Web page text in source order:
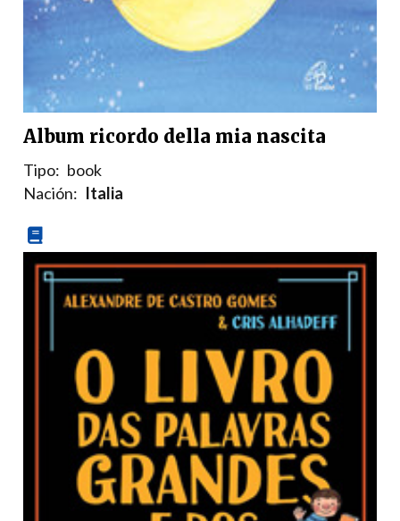
Album ricordo della mia nascita
Tipo: book
Nación: Italia